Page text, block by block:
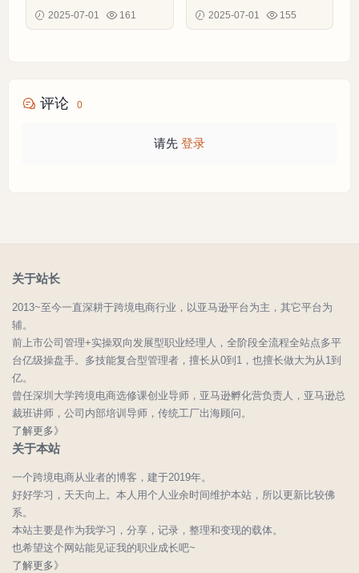
上市企业，涵盖趋势、品
牌、物流等亮点，新兴模式
2025-07-01 161
新数据对比12个主流平台，
含亚马逊格局、模式、能力
2025-07-01 155
评论 0
请先 登录
关于站长
2013~至今一直深耕于跨境电商行业，以亚马逊平台为主，其它平台为
辅。
前上市公司管理+实操双向发展型职业经理人，全阶段全流程全站点多平
台亿级操盘手。多技能复合型管理者，擅长从0到1，也擅长做大为从1到
亿。
曾任深圳大学跨境电商选修课创业导师，亚马逊孵化营负责人，亚马逊总
裁班讲师，公司内部培训导师，传统工厂出海顾问。
了解更多》
关于本站
一个跨境电商从业者的博客，建于2019年。
好好学习，天天向上。本人用个人业余时间维护本站，所以更新比较佛
系。
本站主要是作为我学习，分享，记录，整理和变现的载体。
也希望这个网站能见证我的职业成长吧~
了解更多》